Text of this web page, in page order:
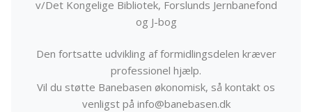
v/Det Kongelige Bibliotek, Forslunds Jernbanefond
og J-bog
Den fortsatte udvikling af formidlingsdelen kræver
professionel hjælp.
Vil du støtte Banebasen økonomisk, så kontakt os
venligst på info@banebasen.dk